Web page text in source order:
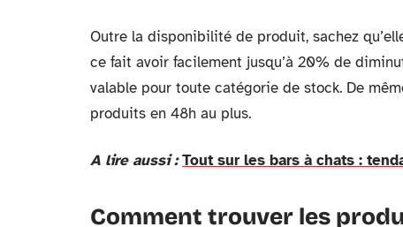
Outre la disponibilité de produit, sachez
ce fait avoir facilement jusqu’à 20% de
valable pour toute catégorie de stock. De
produits en 48h au plus.
A lire aussi : Tout sur les bars à chats :
Comment trouver les